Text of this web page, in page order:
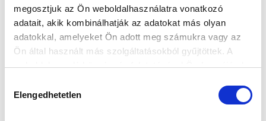
megosztjuk az Ön weboldalhasználatra vonatkozó
adatait, akik kombinálhatják az adatokat más olyan
adatokkal, amelyeket Ön adott meg számukra vagy az
Ön által használt más szolgáltatásokból gyűjtöttek. A
weboldalon való böngészés folytatásával Ön hozzájárul a
kiválasztása
Elengedhetetlen
Elfogadom az Adatvédelmi tájékoztatót!